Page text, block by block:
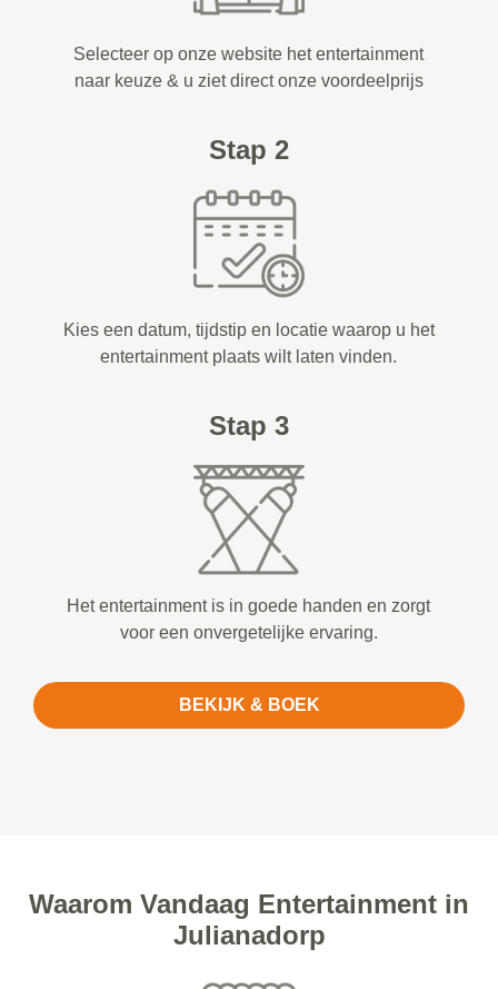
Selecteer op onze website het entertainment
naar keuze & u ziet direct onze voordeelprijs
Stap 2
Kies een datum, tijdstip en locatie waarop u het
entertainment plaats wilt laten vinden.
Stap 3
Het entertainment is in goede handen en zorgt
voor een onvergetelijke ervaring.
BEKIJK & BOEK
Waarom Vandaag Entertainment in
Julianadorp